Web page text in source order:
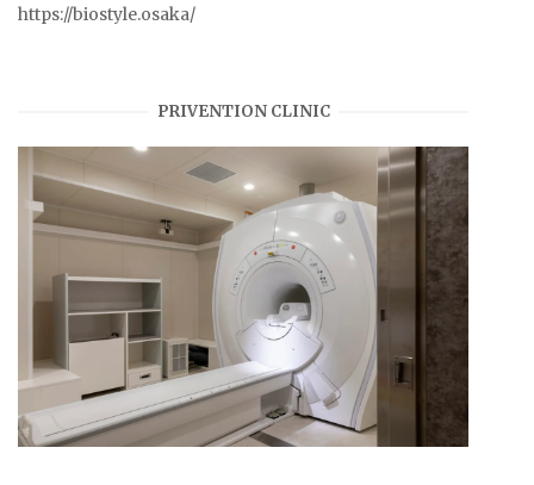
https://biostyle.osaka/
PRIVENTION CLINIC